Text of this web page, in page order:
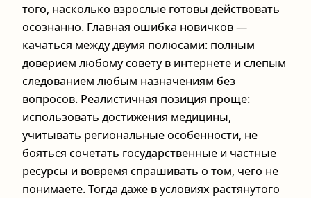
того, насколько взрослые готовы действовать
осознанно. Главная ошибка новичков —
качаться между двумя полюсами: полным
доверием любому совету в интернете и слепым
следованием любым назначениям без
вопросов. Реалистичная позиция проще:
использовать достижения медицины,
учитывать региональные особенности, не
бояться сочетать государственные и частные
ресурсы и вовремя спрашивать о том, чего не
понимаете. Тогда даже в условиях растянутого